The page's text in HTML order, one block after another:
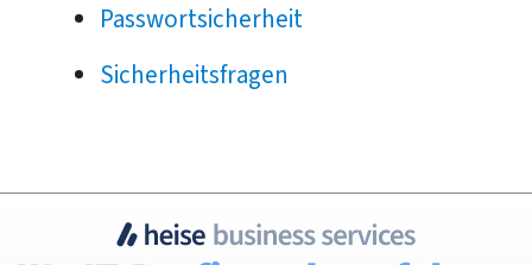
Passwortsicherheit
Sicherheitsfragen